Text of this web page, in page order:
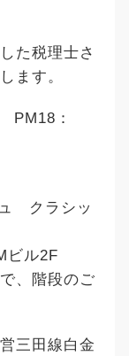
た税理士さ
ます。
PM18：
クラシッ
ビル2F
、階段のご
三田線白金